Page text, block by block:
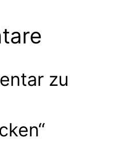
zu